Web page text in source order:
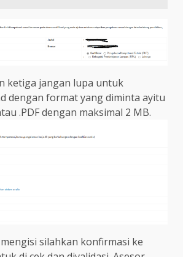
ketiga jangan lupa untuk
dengan format yang diminta ayitu
.PDF dengan maksimal 2 MB.
silahkan konfirmasi ke